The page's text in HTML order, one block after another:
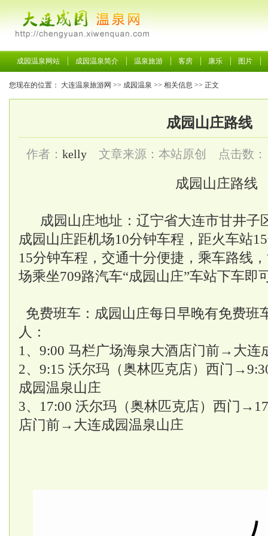
成园温泉网站 成园温泉简介 温泉旅游 客房 康乐 图片
您现在的位置： 大连温泉旅游网 >> 成园温泉 >> 相关信息 >> 正文
成园山庄路线
作者： kelly文章来源：本站原创 点击数：
成园山庄路线
成园山庄地址：辽宁省大连市甘井子
成园山庄距机场10分钟车程，距火车站
15分钟车程，交通十分便捷，乘车路线
场乘坐709路汽车“成园山庄”车站下车即
免费班车：成园山庄每日早晚有免费班
人：
1、9:00 马栏广场海泉大酒店门前→大连
2、9:15 沃尔玛（奥林匹克店）西门
成园温泉山庄
3、17:00 沃尔玛（奥林匹克店）西门
店门前→大连成园温泉山庄